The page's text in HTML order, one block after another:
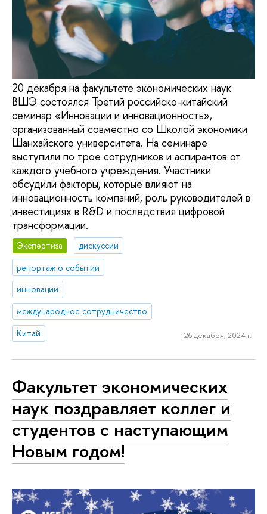
20 декабря на факультете экономических наук
ВШЭ состоялся Третий российско-китайский
семинар «Инновации и инновационность»,
организованный совместно со Школой экономики
Шанхайского университета. На семинаре
выступили по трое сотрудников и аспирантов от
каждого учебного учреждения. Участники
обсудили факторы, которые влияют на
инновационность компаний, роль руководителей в
инвестициях в R&D и последствия цифровой
трансформации.
Экспертиза
дискуссии
репортаж о событии
инновации
международное сотрудничество
Китай
26 декабря, 2024 г.
Факультет экономических
наук поздравляет коллег и
студентов с наступающим
Новым годом!